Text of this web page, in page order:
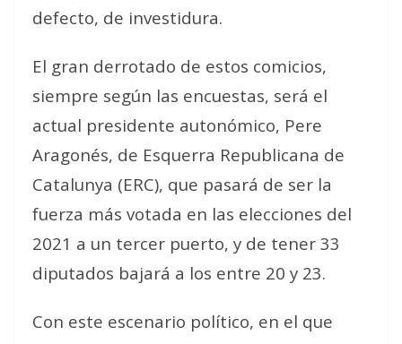
defecto, de investidura.
El gran derrotado de estos comicios,
siempre según las encuestas, será el
actual presidente autonómico, Pere
Aragonés, de Esquerra Republicana de
Catalunya (ERC), que pasará de ser la
fuerza más votada en las elecciones del
2021 a un tercer puerto, y de tener 33
diputados bajará a los entre 20 y 23.
Con este escenario político, en el que